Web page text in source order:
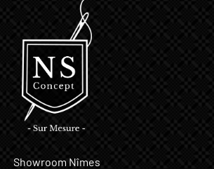
Showroom Nîmes